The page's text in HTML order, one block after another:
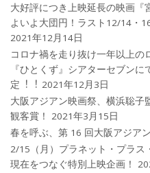
大好評につき上映延長の映画『
よいよ大団円！ラスト12/14・
2021年12月14日
コロナ禍を⾛り抜け⼀年以上
『ひとくず』シアターセブン
定︕︕ 2021年12月3日
大阪アジアン映画祭、横浜聡子
観客賞！
2021年3月15日
春を呼ぶ、第 16 回大阪アジア
2/15（月）プラネット・プラス
現在をつなぐ特別上映企画！